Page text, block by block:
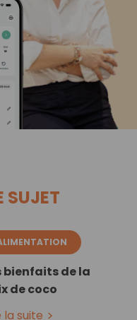
SUJET
bienfaits de la
de coco
la suite